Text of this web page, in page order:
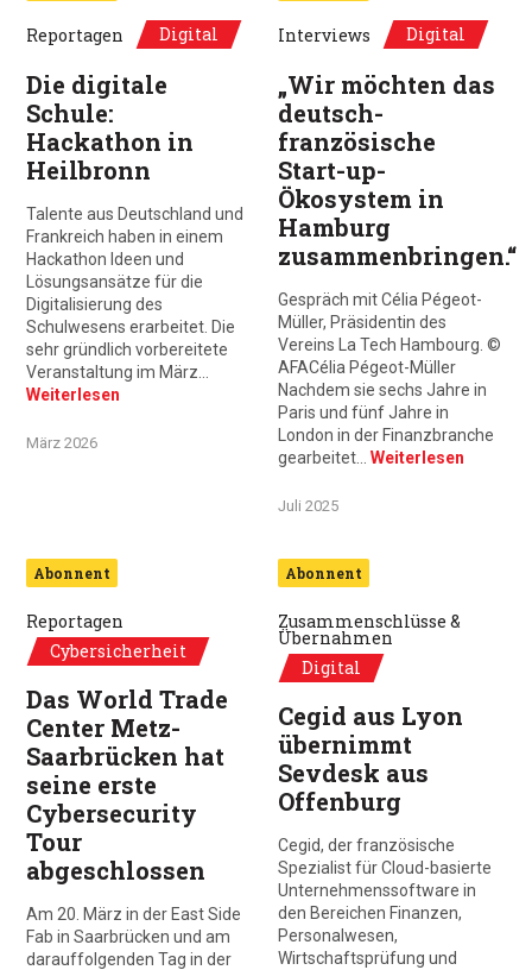
Reportagen Digital
Die digitale
Schule:
Hackathon in
Heilbronn
Talente aus Deutschland und
Frankreich haben in einem
Hackathon Ideen und
Lösungsansätze für die
Digitalisierung des
Schulwesens erarbeitet. Die
sehr gründlich vorbereitete
Veranstaltung im März…
Weiterlesen
März 2026
Interviews Digital
„Wir möchten das
deutsch-
französische
Start-up-
Ökosystem in
Hamburg
zusammenbringen.“
Gespräch mit Célia Pégeot-
Müller, Präsidentin des
Vereins La Tech Hambourg. ©
AFACélia Pégeot-Müller
Nachdem sie sechs Jahre in
Paris und fünf Jahre in
London in der Finanzbranche
gearbeitet… Weiterlesen
Juli 2025
Abonnent
Reportagen
Cybersicherheit
Das World Trade
Center Metz-
Saarbrücken hat
seine erste
Cybersecurity
Tour
abgeschlossen
Am 20. März in der East Side
Fab in Saarbrücken und am
darauffolgenden Tag in der
Abonnent
Zusammenschlüsse &
Übernahmen
Digital
Cegid aus Lyon
übernimmt
Sevdesk aus
Offenburg
Cegid, der französische
Spezialist für Cloud-basierte
Unternehmenssoftware in
den Bereichen Finanzen,
Personalwesen,
Wirtschaftsprüfung und